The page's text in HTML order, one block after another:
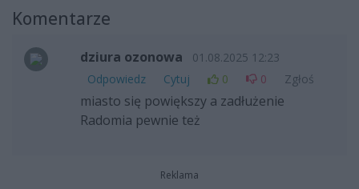
Komentarze
dziura ozonowa
01.08.2025 12:23
Odpowiedz
Cytuj 0 0 Zgłoś
miasto się powiększy a zadłużenie
Radomia pewnie też
Reklama